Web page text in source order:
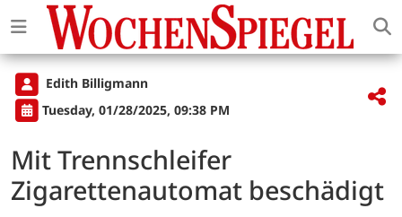
Edith Billigmann
Tuesday, 01/28/2025, 09:38 PM
Mit Trennschleifer
Zigarettenautomat beschädigt